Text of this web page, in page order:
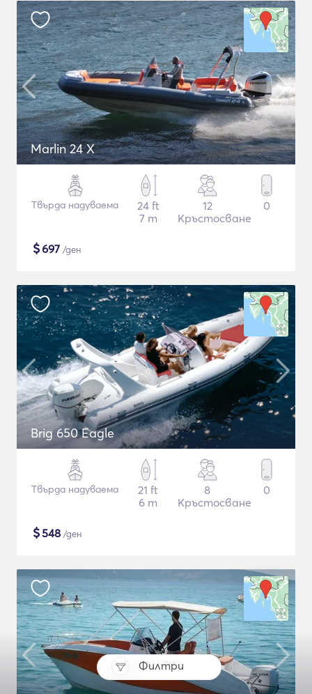
Филтри
Marlin 24 X
Твърда надуваема
24 ft
7 m
12
Кръстосване
0
$697 /ден
Brig 650 Eagle
Твърда надуваема
21 ft
6 m
8
Кръстосване
0
$548 /ден